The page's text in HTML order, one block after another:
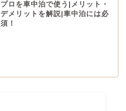
プロを車中泊で使う|メリット・
デメリットを解説|車中泊には必
須！